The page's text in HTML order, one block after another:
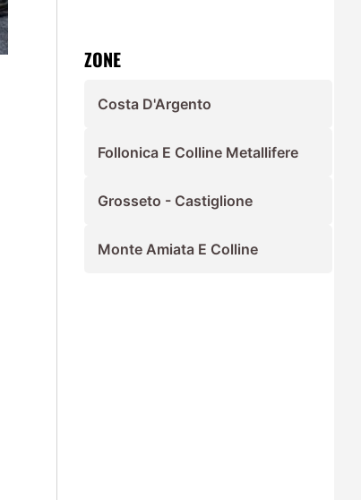
ZONE
Costa D'Argento
Follonica E Colline Metallifere
Grosseto - Castiglione
Monte Amiata E Colline